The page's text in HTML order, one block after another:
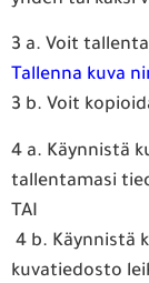
3 a. Voit
Tallenna kuva
3 b. Voit
4 a. Käynnistä
tallentamasi
TAI
4 b. Käynnistä
kuvatiedosto